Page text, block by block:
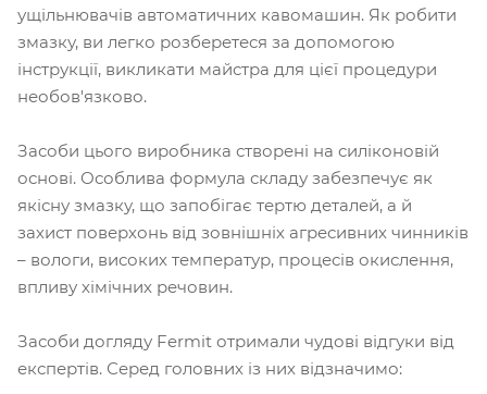
ущільнювачів автоматичних кавомашин. Як робити
змазку, ви легко розберетеся за допомогою
інструкції, викликати майстра для цієї процедури
необов'язково.
Засоби цього виробника створені на силіконовій
основі. Особлива формула складу забезпечує як
якісну змазку, що запобігає тертю деталей, а й
захист поверхонь від зовнішніх агресивних чинників
– вологи, високих температур, процесів окислення,
впливу хімічних речовин.
Засоби догляду Fermit отримали чудові відгуки від
експертів. Серед головних із них відзначимо: